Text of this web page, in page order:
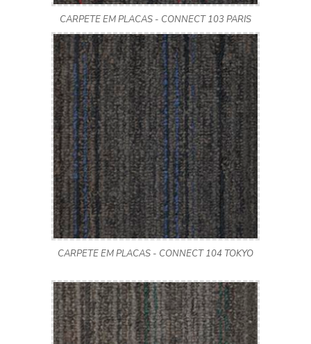
CARPETE EM PLACAS - CONNECT 103 PARIS
CARPETE EM PLACAS - CONNECT 104 TOKYO